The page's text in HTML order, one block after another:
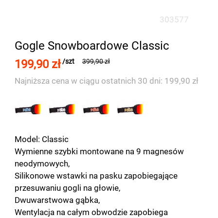
Gogle Snowboardowe Classic
303577
199,90 zł /szt 399,90 zł
Najniższa cena w ciągu ostatnich 30 dni: 199,90 zł
Model: Classic
Wymienne szybki montowane na 9 magnesów
neodymowych,
Silikonowe wstawki na pasku zapobiegające
przesuwaniu gogli na głowie,
Dwuwarstwowa gąbka,
Wentylacja na całym obwodzie zapobiega